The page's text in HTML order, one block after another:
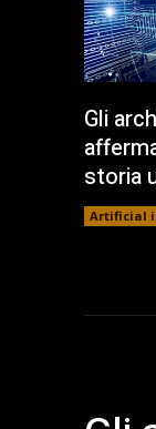
Gli
storia
Artificial